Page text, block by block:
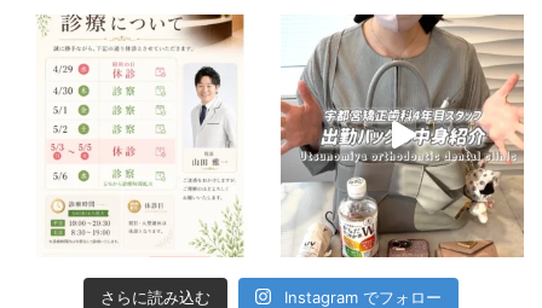
さらに読み込む Instagram でフォロー